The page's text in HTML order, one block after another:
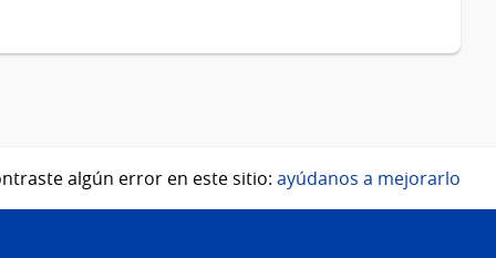
algún error en este sitio: ayúdanos a mejorarlo